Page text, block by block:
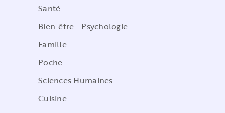
Santé
Bien-être - Psychologie
Famille
Poche
Sciences Humaines
Cuisine